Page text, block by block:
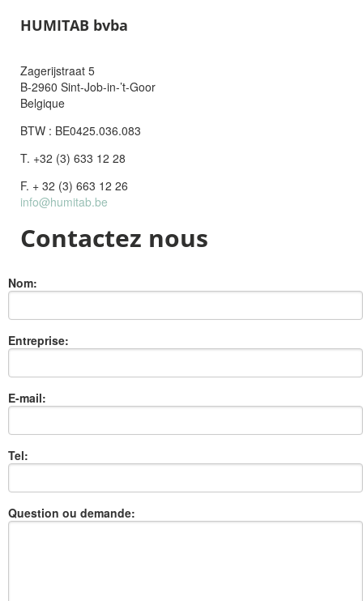
HUMITAB bvba
Zagerijstraat 5
B-2960 Sint-Job-in-’t-Goor
Belgique
BTW : BE0425.036.083
T. +32 (3) 633 12 28
F. + 32 (3) 663 12 26
info@humitab.be
Contactez nous
Nom:
Entreprise:
E-mail:
Tel:
Question ou demande: